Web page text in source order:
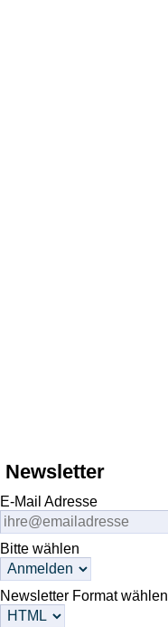
Newsletter
E-Mail Adresse
Bitte wählen
Newsletter Format wählen